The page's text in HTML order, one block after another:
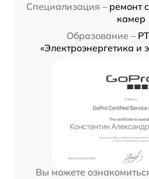
Специализация – ремонт
камер
Образование –
«Электроэнергетика и
Вы можете